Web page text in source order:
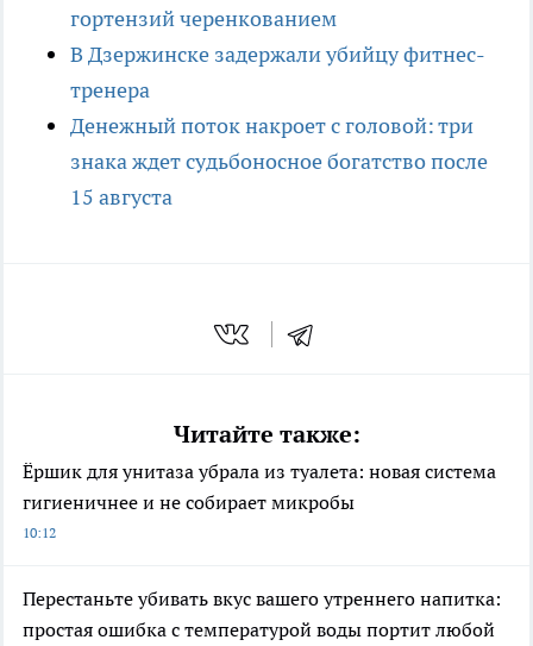
гортензий черенкованием
В Дзержинске задержали убийцу фитнес-
тренера
Денежный поток накроет с головой: три
знака ждет судьбоносное богатство после
15 августа
Читайте также:
Ёршик для унитаза убрала из туалета: новая система
гигиеничнее и не собирает микробы
10:12
Перестаньте убивать вкус вашего утреннего напитка:
простая ошибка с температурой воды портит любой